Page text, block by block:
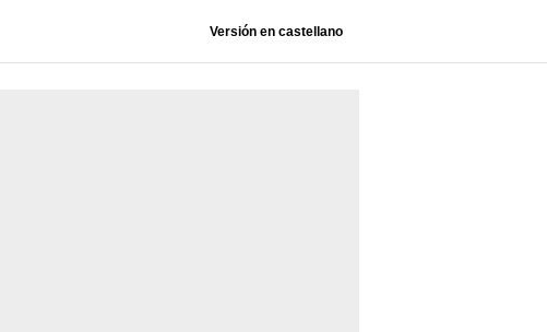
Versión en castellano